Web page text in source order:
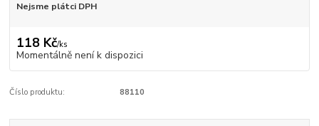
Nejsme plátci DPH
118 Kč/ks
Momentálně není k dispozici
Číslo produktu: 88110